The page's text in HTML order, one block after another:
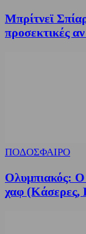
Μπρίτνεϊ
προσεκτικές
ΠΟΔΟΣΦΑΙΡΟ
Ολυμπιακός:
χαφ (Κάσερες,